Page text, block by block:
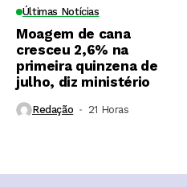
Últimas Notícias
Moagem de cana
cresceu 2,6% na
primeira quinzena de
julho, diz ministério
Redação 21 Horas ⁮